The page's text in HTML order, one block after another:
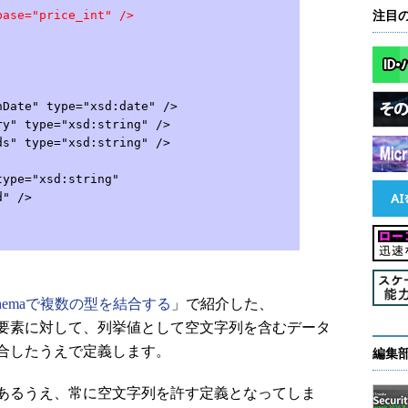
/>
type="xsd:date" />
type="xsd:string" />
type="xsd:string" />
/>
で複数の型を結合する 」で紹介した、
素に対して、列挙値として空文字列を含むデータ
たうえで定義します。
うえ、常に空文字列を許す定義となってしま
注目
編集